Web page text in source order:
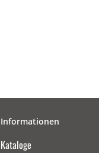
Informationen
Kataloge